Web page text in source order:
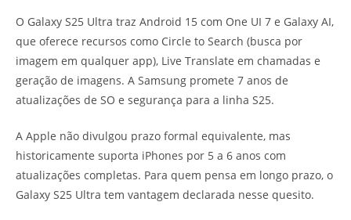
O Galaxy S25 Ultra traz Android 15 com One UI 7 e Galaxy AI,
que oferece recursos como Circle to Search (busca por
imagem em qualquer app), Live Translate em chamadas e
geração de imagens. A Samsung promete 7 anos de
atualizações de SO e segurança para a linha S25.
A Apple não divulgou prazo formal equivalente, mas
historicamente suporta iPhones por 5 a 6 anos com
atualizações completas. Para quem pensa em longo prazo, o
Galaxy S25 Ultra tem vantagem declarada nesse quesito.